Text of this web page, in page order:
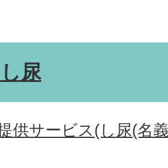
尿
供サービス(し尿(名